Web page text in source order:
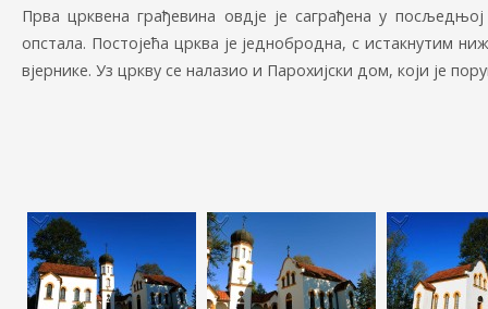
Прва црквена грађевина овдје је саграђена у
опстала. Постојећа црква је једнобродна, с истакнутим
вјернике. Уз цркву се налазио и Парохијски дом, који је